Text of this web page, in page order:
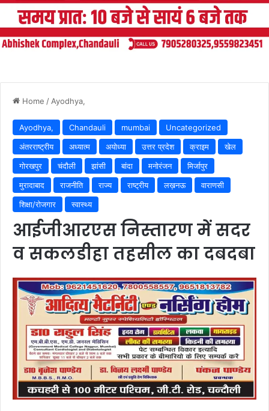
Home / Ayodhya,
Ayodhya, Chandauli mumbai
Uncategorized
अंतरराष्ट्रीय
अध्यात्म अयोध्या उत्तर प्रदेश क्राइम
खेल
गोरखपुर
चंदौली झांसी बांदा मनोरंजन
मिर्जापुर
मुरादाबाद
राजनीति राज्य राष्ट्रीय लख़नऊ
वाराणसी
शिक्षा/रोजगार
स्वास्थ्य
आईजीआरएस निस्तारण में सदर
व सकलडीहा तहसील का दबदबा